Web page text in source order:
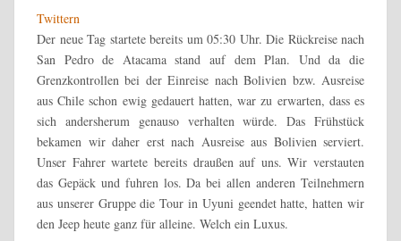
Twittern
Der neue Tag startete bereits um 05:30 Uhr. Die Rückreise nach
San Pedro de Atacama stand auf dem Plan. Und da die
Grenzkontrollen bei der Einreise nach Bolivien bzw. Ausreise
aus Chile schon ewig gedauert hatten, war zu erwarten, dass es
sich andersherum genauso verhalten würde. Das Frühstück
bekamen wir daher erst nach Ausreise aus Bolivien serviert.
Unser Fahrer wartete bereits draußen auf uns. Wir verstauten
das Gepäck und fuhren los. Da bei allen anderen Teilnehmern
aus unserer Gruppe die Tour in Uyuni geendet hatte, hatten wir
den Jeep heute ganz für alleine. Welch ein Luxus.